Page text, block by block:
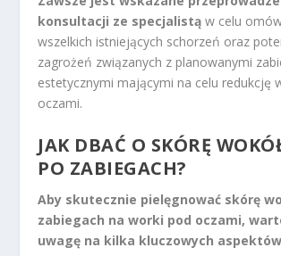
konsultacji ze specjalistą w celu
wszelkich istniejących schorzeń oraz
zagrożeń związanych z planowanymi
estetycznymi mającymi na celu redukcję
oczami.
JAK DBAĆ O SKÓRĘ
PO ZABIEGACH?
Aby skutecznie pielęgnować skórę
zabiegach na worki pod oczami,
uwagę na kilka kluczowych